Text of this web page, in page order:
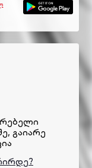
გაიარე